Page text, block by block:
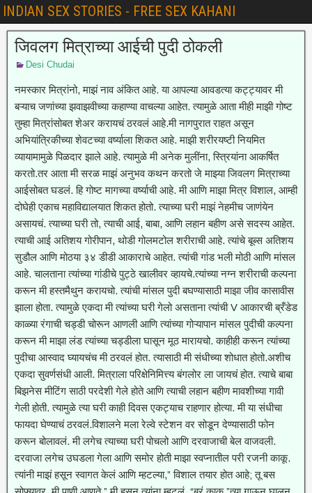
INDIAN SEX STORIES - FREE SEX KAHANI
जिवलग मित्राच्या आईची पुदी ठोकली
Desi Chudai
नमस्कार मित्रांनो, माझं नाव अंकित आहे. या आपल्या आवडत्या कट्ट्यावर मी
बऱ्याच जणांच्या झवाझवीच्या कहाण्या वाचल्या आहेत. त्यामुळे आता मीही माझी गोष्ट
तुम्हा मित्रांसोबत शेअर करायचं ठरवलं आहे.मी नागपुरात राहत असून
अभियांत्रिकीच्या शेवटच्या वर्ष्याला शिकत आहे. माझी शरीरयष्टी नियमित
व्यायामामुळे पिळदार झाले आहे. त्यामुळे मी अनेक मुलींना, स्त्रियांना आकर्षित
करतो.तर आता मी सरळ माझं अनुभव कथन करतो जे माझ्या जिवलग मित्राच्या
आईसोबत घडलं. हि गोष्ट मागच्या वर्ष्याची आहे. मी आणि माझा मित्र विशाल, आम्ही
दोघेही एकाच महाविद्यालयात शिकत होतो. त्याच्या घरी माझं नेहमीच जाणंयेन
असायचं. त्याच्या घरी तो, त्याची आई, बाबा, आणि लहान बहीण असे सदस्य आहेत.
त्याची आई अतिशय गोरीपान, थोडी गोलमटोल शरीराची आहे. त्यांचे बूब्स अतिशय
सुडौल आणि मोठया ३४ डीडी आकाराचे आहेत. त्यांची गांड भली मोठी आणि मांसल
आहे. चालताना त्यांच्या गांडीचे पुट्ठे खालीवर व्हायचे.त्यांच्या नग्न शरीराची कल्पना
करून मी हस्तमैथुन करायचो. त्यांची मांसल पुदी बघण्यासाठी माझा जीव कासावीस
झाला होता. त्यामुळे एकदा मी त्यांच्या घरी गेलो असताना त्यांची V आकारची ब्रँडेड
काळ्या रंगाची चड्डी चोरून आणली आणि त्यांच्या गोऱ्यापान मांसल पुदीची कल्पना
करून मी माझा लंड त्यांच्या चड्डीला घासून मूठ मारायचो. काहीही करून त्यांच्या
पुदीचा आस्वाद घ्यायचंच मी ठरवलं होत. त्यासाठी मी संधीच्या शोधात होतो.अशीच
एकदा सुवर्णसंधी आली. मित्राला परिक्षेनिमित्त्य बंगलोर ला जायचं होत. त्याचे बाबा
बिझनेस मीटिंग साठी परदेशी गेले होते आणि त्याची लहान बहीण मावशीच्या गावी
गेली होती. त्यामुळे त्या घरी काही दिवस एकट्याच राहणार होत्या. मी या संधीचा
फायदा घेण्याचं ठरवलं.विशालने मला रेल्वे स्टेशन वर सोडून देण्यासाठी फोन
करून बोलावलं. मी लगेच त्याच्या घरी पोचलो आणि दरवाजाची बेल वाजवली.
दरवाजा लगेच उघडला गेला आणि समोर होती माझा स्वप्नातील परी रजनी काकू.
त्यांनी माझं हसून स्वागत केलं आणि म्हटल्या,” विशाल तयार होत आहे; तू बस